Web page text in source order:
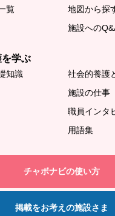
覧
地図から探
施設への
学ぶ
知識
社会的養護
施設の仕事
職員インタ
用語集
チャボナビの使い方
掲載をお考えの施設さま